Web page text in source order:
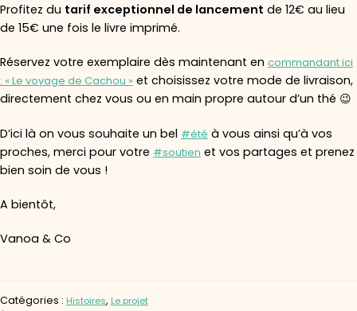
Profitez du tarif exceptionnel de lancement de 12€ au lieu
de 15€ une fois le livre imprimé.
Réservez votre exemplaire dès maintenant en commandant ici
: « Le voyage de Cachou » et choisissez votre mode de livraison,
directement chez vous ou en main propre autour d’un thé 😉
D’ici là on vous souhaite un bel #été à vous ainsi qu’à vos
proches, merci pour votre #soutien et vos partages et prenez
bien soin de vous !
A bientôt,
Vanoa & Co
Catégories : Histoires, Le projet